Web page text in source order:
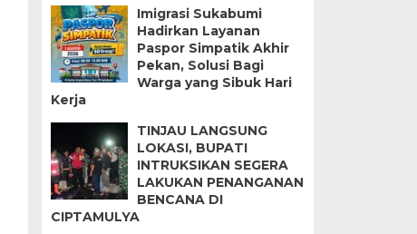
Imigrasi Sukabumi
Hadirkan Layanan
Paspor Simpatik Akhir
Pekan, Solusi Bagi
Warga yang Sibuk Hari
Kerja
TINJAU LANGSUNG
LOKASI, BUPATI
INTRUKSIKAN SEGERA
LAKUKAN PENANGANAN
BENCANA DI
CIPTAMULYA